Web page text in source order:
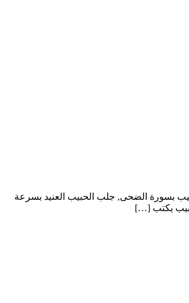
بسورة الضحى, جلب الحبيب العنيد بسرعة
يكتب […]